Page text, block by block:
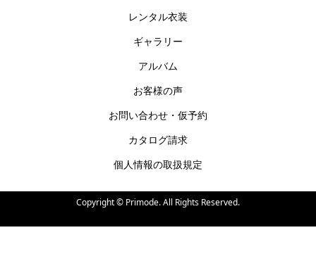
レンタル衣装
ギャラリー
アルバム
お客様の声
お問い合わせ・仮予約
カタログ請求
個人情報の取扱規定
Copyright © Primode. All Rights Reserved.